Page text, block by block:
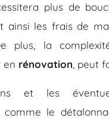
plus de
ainsi les frais de
plus, la
en rénovation , peut
et les
comme le